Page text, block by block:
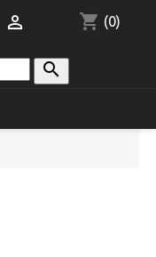
shopping_cart (0)

